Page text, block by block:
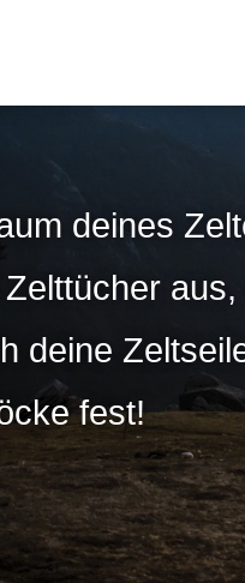
deines
deine
fest!